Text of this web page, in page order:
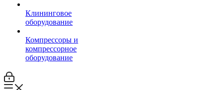
Клининговое
оборудование
Компрессоры и
компрессорное
оборудование